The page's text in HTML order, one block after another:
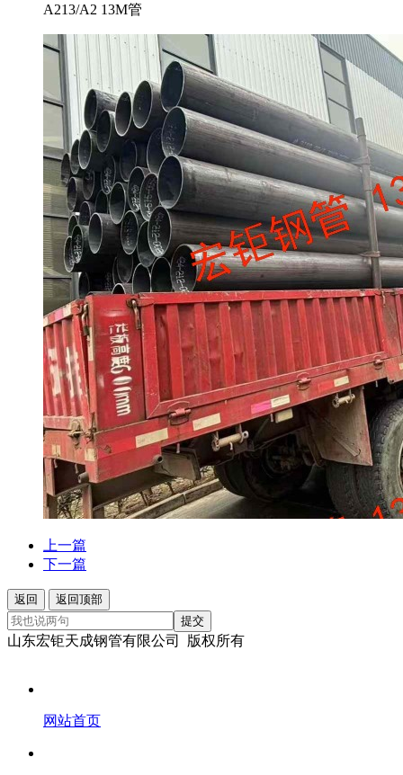
A213/A2 13M管
上一篇
下一篇
返回
返回顶部
提交
山东宏钜天成钢管有限公司 版权所有
网站首页